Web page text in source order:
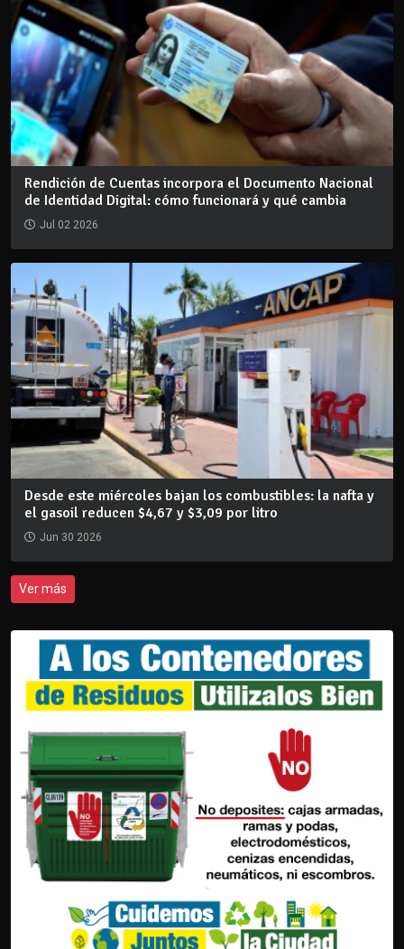
Rendición de Cuentas incorpora el Documento Nacional
de Identidad Digital: cómo funcionará y qué cambia
Jul 02 2026
Desde este miércoles bajan los combustibles: la nafta y
el gasoil reducen $4,67 y $3,09 por litro
Jun 30 2026
Ver más